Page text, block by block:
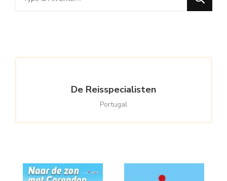
for
De Reisspecialisten
Portugal